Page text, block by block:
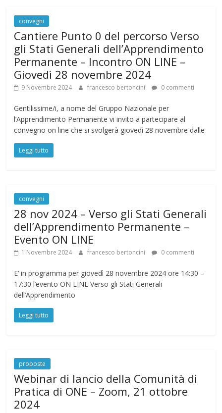
convegni
Cantiere Punto 0 del percorso Verso
gli Stati Generali dell’Apprendimento
Permanente – Incontro ON LINE –
Giovedì 28 novembre 2024
9 Novembre 2024 francesco bertoncini 0 commenti
Gentilissime/i, a nome del Gruppo Nazionale per
l’Apprendimento Permanente vi invito a partecipare al
convegno on line che si svolgerà giovedì 28 novembre dalle
Leggi tutto
convegni
28 nov 2024 – Verso gli Stati Generali
dell’Apprendimento Permanente –
Evento ON LINE
1 Novembre 2024 francesco bertoncini 0 commenti
E’ in programma per giovedì 28 novembre 2024 ore 14:30 –
17:30 l’evento ON LINE Verso gli Stati Generali
dell’Apprendimento
Leggi tutto
proposte
Webinar di lancio della Comunità di
Pratica di ONE – Zoom, 21 ottobre
2024